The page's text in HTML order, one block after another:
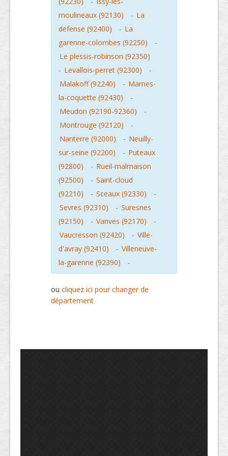
moulineaux (92130)
- La
defense (92400)
- La
garenne-colombes (92250)
-
Le plessis-robinson (92350)
- Levallois-perret (92300)
-
Malakoff (92240)
- Marnes-
la-coquette (92430)
-
Meudon (92190-92360)
-
Montrouge (92120)
-
Nanterre (92000)
- Neuilly-
sur-seine (92200)
- Puteaux
(92800)
- Rueil-malmaison
(92500)
- Saint-cloud
(92210)
- Sceaux (92330)
-
Sevres (92310)
- Suresnes
(92150)
- Vanves (92170)
-
Vaucresson (92420)
- Ville-
d'avray (92410)
- Villeneuve-
la-garenne (92390)
-
ou cliquez ici pour changer de
département